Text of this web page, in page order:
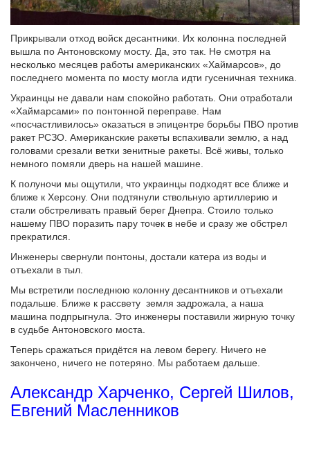
Прикрывали отход войск десантники. Их колонна последней
вышла по Антоновскому мосту. Да, это так. Не смотря на
несколько месяцев работы американских «Хаймарсов», до
последнего момента по мосту могла идти гусеничная техника.
Украинцы не давали нам спокойно работать. Они отработали
«Хаймарсами» по понтонной переправе. Нам
«посчастливилось» оказаться в эпицентре борьбы ПВО против
ракет РСЗО. Американские ракеты вспахивали землю, а над
головами срезали ветки зенитные ракеты. Всё живы, только
немного помяли дверь на нашей машине.
К полуночи мы ощутили, что украинцы подходят все ближе и
ближе к Херсону. Они подтянули ствольную артиллерию и
стали обстреливать правый берег Днепра. Стоило только
нашему ПВО поразить пару точек в небе и сразу же обстрел
прекратился.
Инженеры свернули понтоны, достали катера из воды и
отъехали в тыл.
Мы встретили последнюю колонну десантников и отъехали
подальше. Ближе к рассвету земля задрожала, а наша
машина подпрыгнула. Это инженеры поставили жирную точку
в судьбе Антоновского моста.
Теперь сражаться придётся на левом берегу. Ничего не
закончено, ничего не потеряно. Мы работаем дальше.
Александр Харченко, Сергей Шилов,
Евгений Масленников